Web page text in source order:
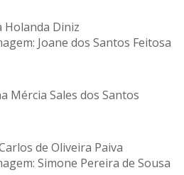
Holanda Diniz
Joane dos Santos Feitosa
Mércia Sales dos Santos
de Oliveira Paiva
Simone Pereira de Sousa